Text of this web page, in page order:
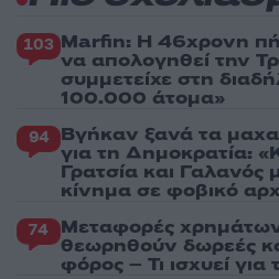
103 Marfin: Η 46χρονη
να απολογηθεί την
συμμετείχε στη
100.000 άτομα»
94 Βγήκαν ξανά τα
για τη Δημοκρατία:
Γρατσία και Γαλανός
κίνημα σε φοβικό
74 Μεταφορές
θεωρηθούν δωρεές
φόρος – Τι ισχυεί για